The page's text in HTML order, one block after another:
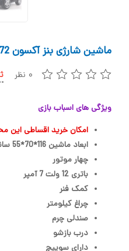
ماشین شارژی بنز آکسون AX2072
۰ نظر
ویژگی های اسباب بازی
امکان خرید اقساطی
ابعاد ماشین 116*70*55 سانتی متر
چهار موتور
باتری 12 ولت 7 آمپر
کمک فنر
چراغ کیلومتر
صندلی چرم
درب بازشو
دارای سوییچ